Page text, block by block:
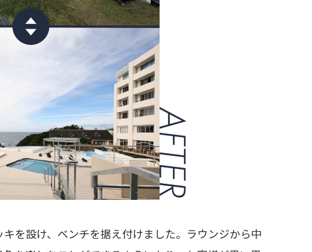
を設け、ベンチを据え付けました。ラウンジから中